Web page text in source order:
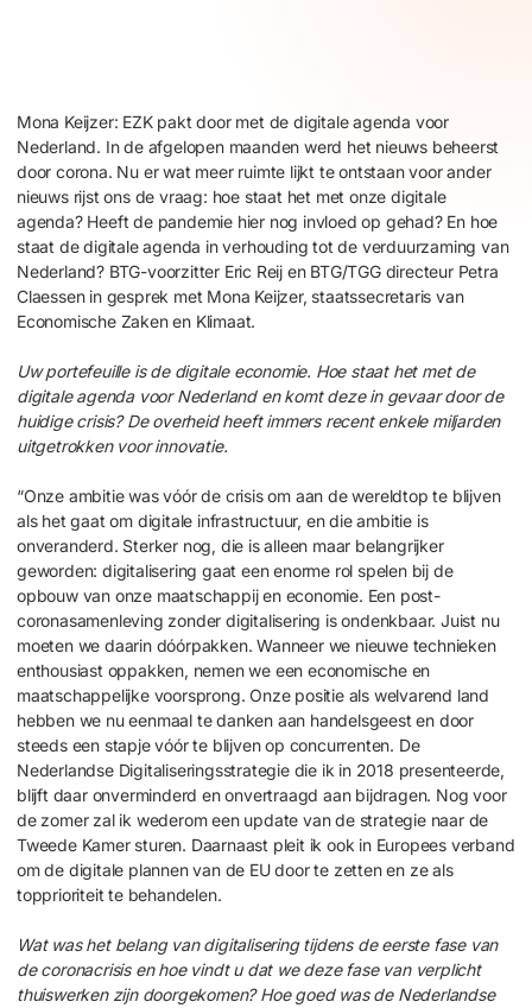
Mona Keijzer: EZK pakt door met de digitale agenda voor
Nederland. In de afgelopen maanden werd het nieuws beheerst
door corona. Nu er wat meer ruimte lijkt te ontstaan voor ander
nieuws rijst ons de vraag: hoe staat het met onze digitale
agenda? Heeft de pandemie hier nog invloed op gehad? En hoe
staat de digitale agenda in verhouding tot de verduurzaming van
Nederland? BTG-voorzitter Eric Reij en BTG/TGG directeur Petra
Claessen in gesprek met Mona Keijzer, staatssecretaris van
Economische Zaken en Klimaat.
Uw portefeuille is de digitale economie. Hoe staat het met de
digitale agenda voor Nederland en komt deze in gevaar door de
huidige crisis? De overheid heeft immers recent enkele miljarden
uitgetrokken voor innovatie.
“Onze ambitie was vóór de crisis om aan de wereldtop te blijven
als het gaat om digitale infrastructuur, en die ambitie is
onveranderd. Sterker nog, die is alleen maar belangrijker
geworden: digitalisering gaat een enorme rol spelen bij de
opbouw van onze maatschappij en economie. Een post-
coronasamenleving zonder digitalisering is ondenkbaar. Juist nu
moeten we daarin dóórpakken. Wanneer we nieuwe technieken
enthousiast oppakken, nemen we een economische en
maatschappelijke voorsprong. Onze positie als welvarend land
hebben we nu eenmaal te danken aan handelsgeest en door
steeds een stapje vóór te blijven op concurrenten. De
Nederlandse Digitaliseringsstrategie die ik in 2018 presenteerde,
blijft daar onverminderd en onvertraagd aan bijdragen. Nog voor
de zomer zal ik wederom een update van de strategie naar de
Tweede Kamer sturen. Daarnaast pleit ik ook in Europees verband
om de digitale plannen van de EU door te zetten en ze als
topprioriteit te behandelen.
Wat was het belang van digitalisering tijdens de eerste fase van
de coronacrisis en hoe vindt u dat we deze fase van verplicht
thuiswerken zijn doorgekomen? Hoe goed was de Nederlandse